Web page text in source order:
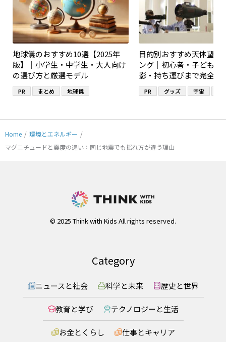
地球儀のおすすめ10選【2025年
版】｜小学生・中学生・大人向け
の選び方と厳選モデル
PR まとめ 地球儀
目的別おすすめ天体望遠
ング｜初心者・子ども・
影・持ち運びまで完全ガ
PR グッズ 宇宙
Home / 環境とエネルギー /
マグニチュードと震度の違い：同じ地震でも揺れ方が違う理由
© 2025 Think with Kids All rights reserved.
Category
ニュースと社会 科学と未来 歴史と世界
教育と学び テクノロジーと生活
お金とくらし 仕事とキャリア